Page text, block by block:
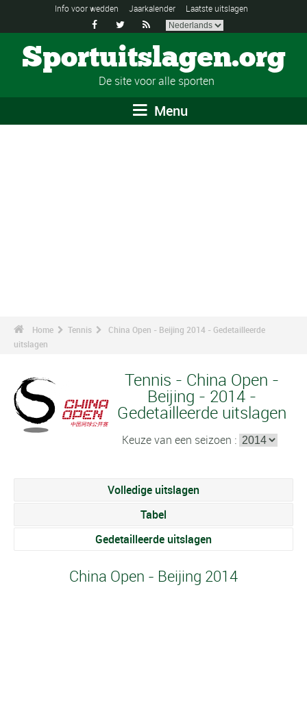
Info voor wedden Jaarkalender Laatste uitslagen
  
Sportuitslagen.org
De site voor alle sporten
Menu
Home Tennis
China Open - Beijing 2014 - Gedetailleerde
uitslagen
Tennis - China Open -
Beijing - 2014 -
Gedetailleerde uitslagen
Keuze van een seizoen :
Volledige uitslagen
Tabel
Gedetailleerde uitslagen
China Open - Beijing 2014